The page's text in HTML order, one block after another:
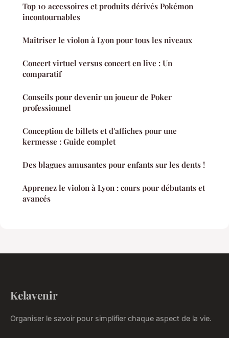
Top 10 accessoires et produits dérivés Pokémon
incontournables
Maîtriser le violon à Lyon pour tous les niveaux
Concert virtuel versus concert en live : Un
comparatif
Conseils pour devenir un joueur de Poker
professionnel
Conception de billets et d'affiches pour une
kermesse : Guide complet
Des blagues amusantes pour enfants sur les dents !
Apprenez le violon à Lyon : cours pour débutants et
avancés
Kelavenir
Organiser le savoir pour simplifier chaque aspect de la vie.